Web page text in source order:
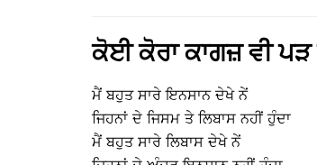
ਕੋਈ ਕੋਰਾ ਕਾਗਜ਼ ਵੀ ਪੜ
ਮੈਂ ਬਹੁਤ ਸਾਰੇ ਇਨਸਾਨ ਦੇਖੇ ਨੇਂ
ਜਿਹਨਾਂ ਦੇ ਜਿਸਮ ਤੇ ਲਿਬਾਸ ਨਹੀਂ ਹੁੰਦਾ
ਮੈਂ ਬਹੁਤ ਸਾਰੇ ਲਿਬਾਸ ਦੇਖੇ ਨੇਂ